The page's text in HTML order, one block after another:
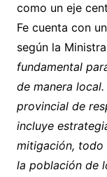
como un eje
Fe cuenta con
según la
fundamental
de manera
provincial de
incluye
mitigación,
la población de